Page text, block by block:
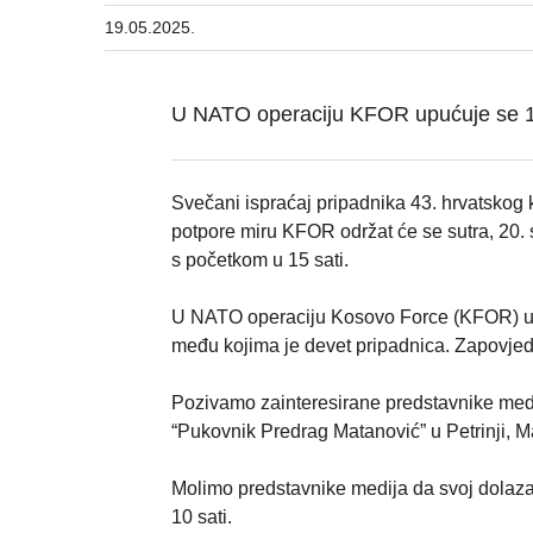
19.05.2025.
U NATO operaciju KFOR upućuje se
Svečani ispraćaj pripadnika 43.
potpore miru KFOR održat će se sutra,
s početkom u 15 sati.
U NATO operaciju Kosovo Force (KFOR)
među kojima je devet pripadnica.
Pozivamo zainteresirane predstavnike
“Pukovnik Predrag Matanović” u Petrinji,
Molimo predstavnike medija da svoj
10 sati.